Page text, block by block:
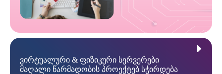
ვირტუალური & ფიზიკური სერვერები
მაღალი წარმადობის პროექტებ სჭირდება